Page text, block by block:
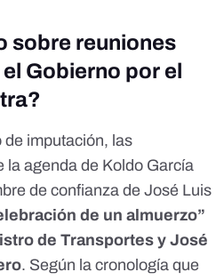
sobre reuniones
Gobierno por el
de imputación, las
la agenda de Koldo García
de confianza de José Luis
de un almuerzo”
de Transportes y José
. Según la cronología que